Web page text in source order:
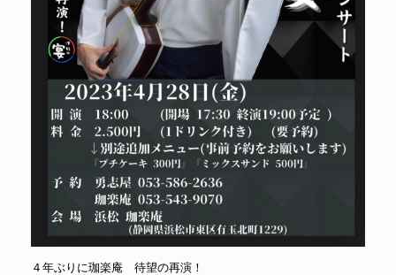
４年ぶりに珈楽庵 待望の再演！